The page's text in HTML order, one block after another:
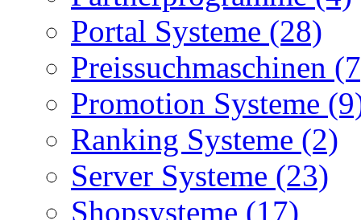
Portal Systeme (28)
Preissuchmaschinen
Promotion Systeme
Ranking Systeme (2)
Server Systeme (23)
Shopsysteme (17)